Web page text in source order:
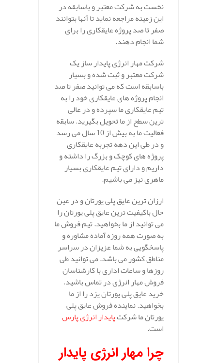
نخست به شرکت معتبر و باسابقه در
این زمینه مراجعه نماید تا آنها بتوانند
صفر تا صد پروژه عایقکاری را برای
شما انجام دهند.
شرکت مهار انرژی پایدار ساز یک
شرکت معتبر و ثبت شده و بسیار
باسابقه است که می توانید صفر تا صد
انجام پروژه های عایقکاری خود را به
تیم عایقکاری ما سپرده و در عالی
ترین سطح از ما تحویل بگیرید. سابقه
فعالیت ما به بیش از 10 سال می رسد
و در طی این دهه تجربه عایقکاری
پروژه های کوچک و بزرگ را داشته و
داریم و دارای تیم عایقکاری بسیار
ماهری نیز می باشیم.
ارزان ترین عایق پلی یورتان و در عین
حال باکیفیت ترین عایق پلی یورتان را
می توانید از ما بخواهید. تیم فروش ما
به صورت همه روزه آماده مشاوره و
پاسخگویی به شما عزیزان در سراسر
مناطق کشور می باشد. می توانید طی
روزها و ساعات اداری با کارشناسان
فروش مهار انرژی در تماس باشید.
خرید عایق پلی یورتان یزد را از ما
بخواهید. نماینده فروش عایق پلی
یورتان ما شرکتپایدار انرژی پارس
است.
چرا مهار انرژی پایدار